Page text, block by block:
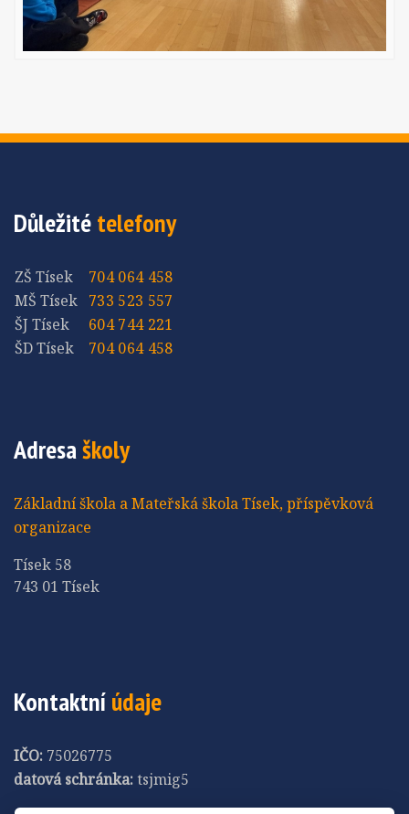
Důležitételefony
ZŠ Tísek
704 064 458
MŠ Tísek 733 523 557
ŠJ Tísek
604 744 221
ŠD Tísek
704 064 458
Adresaškoly
Základní škola a Mateřská škola Tísek, příspěvková
organizace
Tísek 58
743 01 Tísek
Kontaktníúdaje
IČO: 75026775
datová schránka:tsjmig5